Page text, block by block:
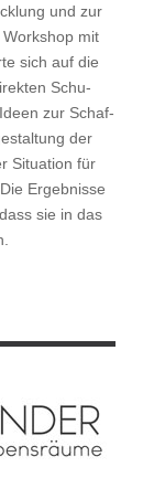
und zur
mit
sich auf die
Schu­
zur Schaf­
der
Sit­u­a­tion für
Ergeb­nisse
sie in das